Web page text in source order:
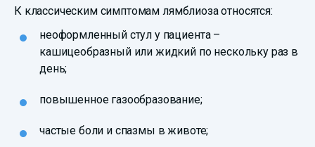
К классическим симптомам лямблиоза относятся:
неоформленный стул у пациента –
кашицеобразный или жидкий по нескольку раз в
день;
повышенное газообразование;
частые боли и спазмы в животе;